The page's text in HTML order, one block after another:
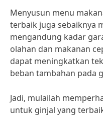
Menyusun menu
terbaik juga sebaiknya
mengandung kadar
olahan dan makanan
dapat meningkatkan
beban tambahan pada
Jadi, mulailah
untuk ginjal yang